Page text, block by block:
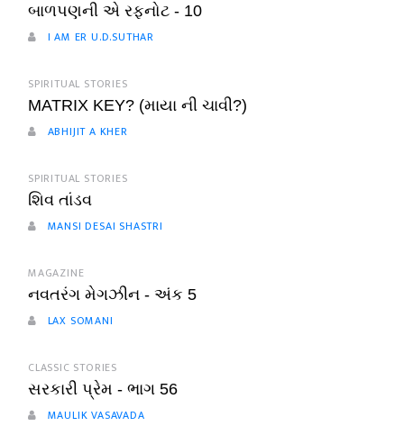
બાળપણની એ રફનોટ - 10
I AM ER U.D.SUTHAR
SPIRITUAL STORIES
MATRIX KEY? (માયા ની ચાવી?)
ABHIJIT A KHER
SPIRITUAL STORIES
શિવ તાંડવ
MANSI DESAI SHASTRI
MAGAZINE
નવતરંગ મેગઝીન - અંક 5
LAX SOMANI
CLASSIC STORIES
સરકારી પ્રેમ - ભાગ 56
MAULIK VASAVADA